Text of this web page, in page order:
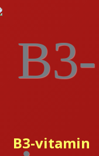
B3-vitamin